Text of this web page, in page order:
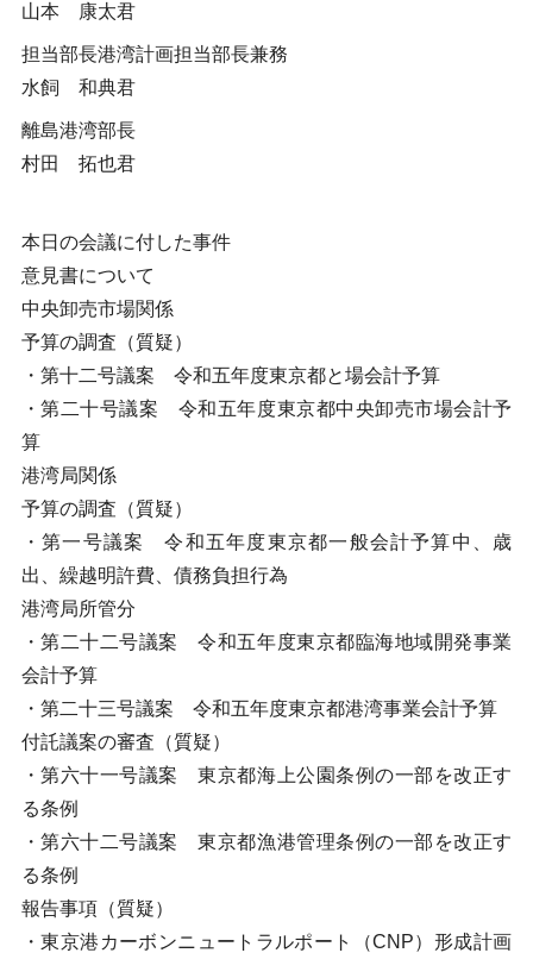
山本 康太君
担当部長港湾計画担当部長兼務
水飼 和典君
離島港湾部長
村田 拓也君
本日の会議に付した事件
意見書について
中央卸売市場関係
予算の調査（質疑）
・第十二号議案 令和五年度東京都と場会計予算
・第二十号議案 令和五年度東京都中央卸売市場会計予
算
港湾局関係
予算の調査（質疑）
・第一号議案 令和五年度東京都一般会計予算中、歳
出、繰越明許費、債務負担行為
港湾局所管分
・第二十二号議案 令和五年度東京都臨海地域開発事業
会計予算
・第二十三号議案 令和五年度東京都港湾事業会計予算
付託議案の審査（質疑）
・第六十一号議案 東京都海上公園条例の一部を改正す
る条例
・第六十二号議案 東京都漁港管理条例の一部を改正す
る条例
報告事項（質疑）
・東京港カーボンニュートラルポート（CNP）形成計画